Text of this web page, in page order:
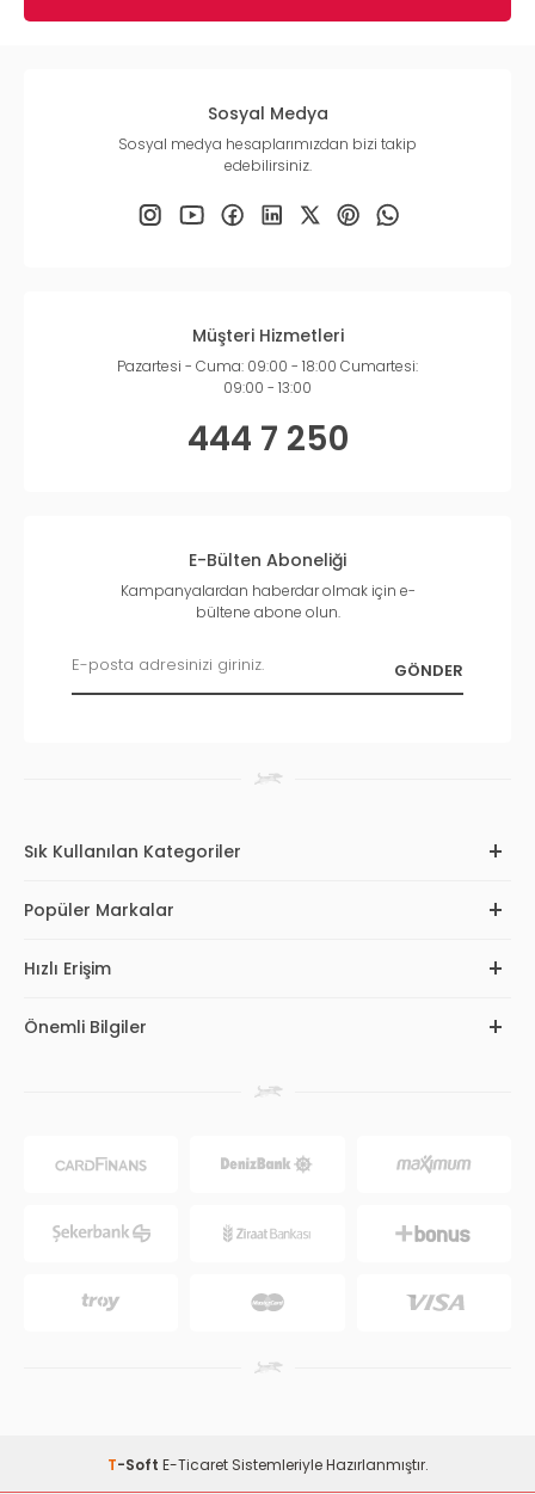
Sosyal Medya
Sosyal medya hesaplarımızdan bizi takip
edebilirsiniz.
Müşteri Hizmetleri
Pazartesi - Cuma: 09:00 - 18:00 Cumartesi:
09:00 - 13:00
444 7 250
E-Bülten Aboneliği
Kampanyalardan haberdar olmak için e-
bültene abone olun.
Sık Kullanılan Kategoriler
Popüler Markalar
Hızlı Erişim
Önemli Bilgiler
T-Soft E-TicaretSistemleriyle Hazırlanmıştır.